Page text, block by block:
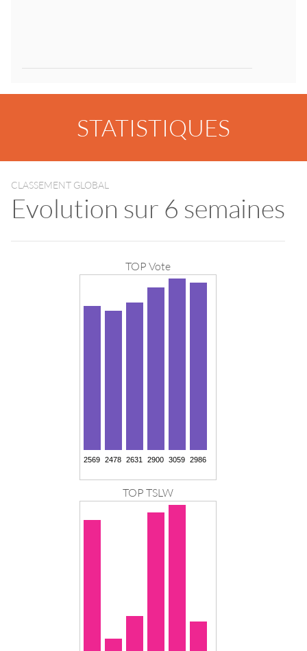
STATISTIQUES
CLASSEMENT GLOBAL
Evolution sur 6 semaines
TOP Vote
TOP TSLW